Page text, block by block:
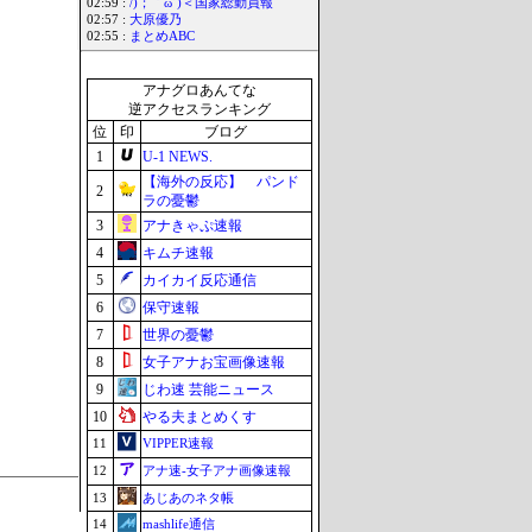
02:59 : /)；｀ω´)＜国家総動員報
02:57 : 大原優乃
02:55 : まとめABC
アナグロあんてな
逆アクセスランキング
位
印
ブログ
1
U-1 NEWS.
2
【海外の反応】 パンド
ラの憂鬱
3
アナきゃぷ速報
4
キムチ速報
5
カイカイ反応通信
6
保守速報
7
世界の憂鬱
8
女子アナお宝画像速報
9
じわ速 芸能ニュース
10
やる夫まとめくす
11
VIPPER速報
12
アナ速‐女子アナ画像速報
13
あじあのネタ帳
14
mashlife通信